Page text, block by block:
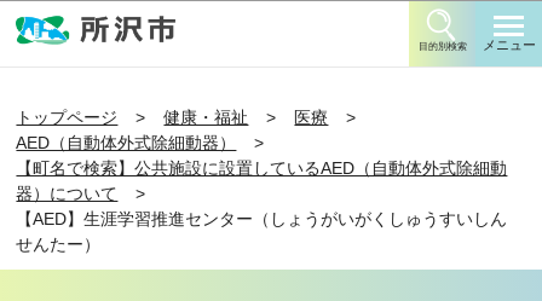
目的別検索 メニュー
トップページ 健康・福祉
医療
AED（自動体外式除細動器）
【町名で検索】公共施設に設置しているAED（自動体外式除細動
器）について
【AED】生涯学習推進センター（しょうがいがくしゅうすいしん
せんたー）